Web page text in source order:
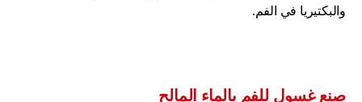
والبكتيريا في الفم.
صنع غسول للفم بالماء المالح